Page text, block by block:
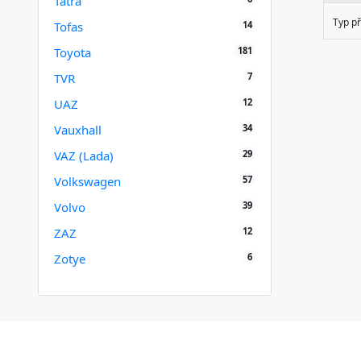
Tofas 14
Toyota 181
TVR 7
UAZ 12
Vauxhall 34
VAZ (Lada) 29
Volkswagen 57
Volvo 39
ZAZ 12
Zotye 6
Typ